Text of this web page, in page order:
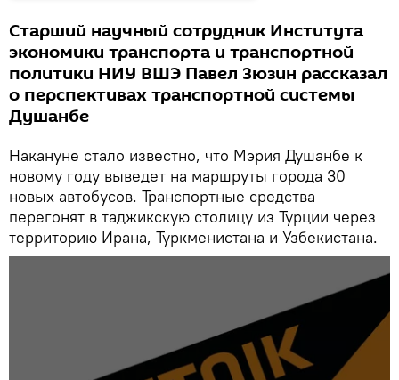
Старший научный сотрудник Института
экономики транспорта и транспортной
политики НИУ ВШЭ Павел Зюзин рассказал
о перспективах транспортной системы
Душанбе
Накануне стало известно, что Мэрия Душанбе к
новому году выведет на маршруты города 30
новых автобусов. Транспортные средства
перегонят в таджикскую столицу из Турции через
территорию Ирана, Туркменистана и Узбекистана.